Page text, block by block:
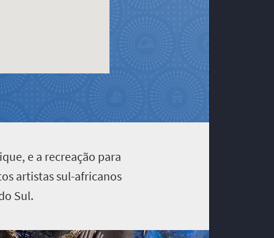
e a recreação para
artistas sul-africanos
Sul.